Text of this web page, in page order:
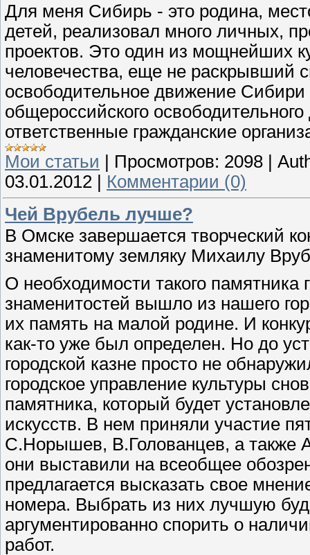
Для меня Сибирь - это родина,
детей, реализовал много личных,
проектов. Это один из мощнейших
человечества, еще не раскрывший
освободительное движение
общероссийского
ответственные гражданские
Мои статьи | Просмотров: 2098 |
03.01.2012 | Комментарии (0)
Чей Врубель лучше?
В Омске завершается творческий
знаменитому земляку Михаилу
О необходимости такого
знаменитостей вышло из нашего
их память на малой родине. И
как-то уже был определен. Но до
городской казне просто не
городское управление культуры
памятника, который будет
искусств. В нем приняли участие
С.Норышев, В.Голованцев, а также
они выставили на всеобщее
предлагается высказать свое
номера. Выбрать из них лучшую
аргументированно спорить о
работ.